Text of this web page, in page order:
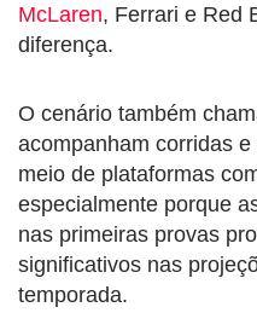
McLaren, Ferrari e Red
diferença.
O cenário também
acompanham corridas
meio de plataformas
especialmente porque
nas primeiras provas
significativos nas
temporada.